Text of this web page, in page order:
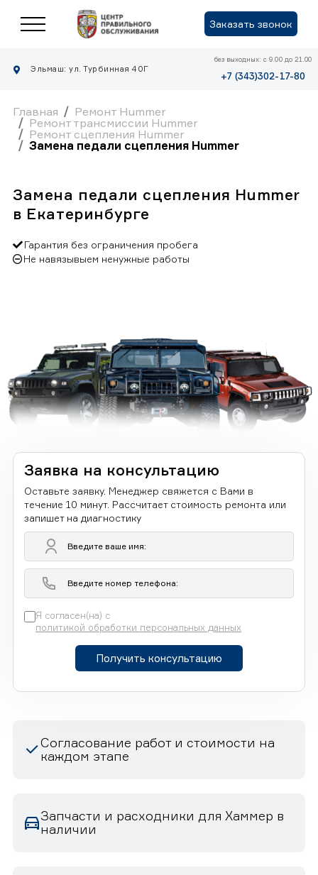
Заказать звонок
Эльмаш: ул. Турбинная 40Г
без выходных: с 9.00 до 21.00
+7 (343)302-17-80
Главная
Ремонт Hummer
Ремонт трансмиссии Hummer
Ремонт сцепления Hummer
Замена педали сцепления Hummer
Замена педали сцепления Hummer
в Екатеринбурге
Гарантия без ограничения пробега
Не навязывыем ненужные работы
Заявка на консультацию
Оставьте заявку. Менеджер свяжется с Вами в
течение 10 минут. Рассчитает стоимость ремонта или
запишет на диагностику
Я согласен(на) с
политикой обработки персональных данных
Получить консультацию
Согласование работ и стоимости на
каждом этапе
Запчасти и расходники для Хаммер в
наличии